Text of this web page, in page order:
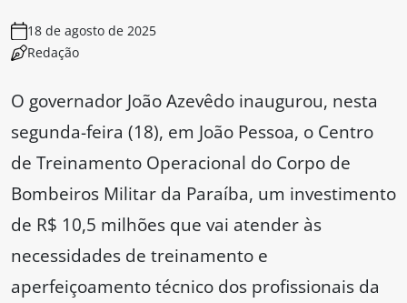
18 de agosto de 2025
Redação
O governador João Azevêdo inaugurou, nesta
segunda-feira (18), em João Pessoa, o Centro
de Treinamento Operacional do Corpo de
Bombeiros Militar da Paraíba, um investimento
de R$ 10,5 milhões que vai atender às
necessidades de treinamento e
aperfeiçoamento técnico dos profissionais da